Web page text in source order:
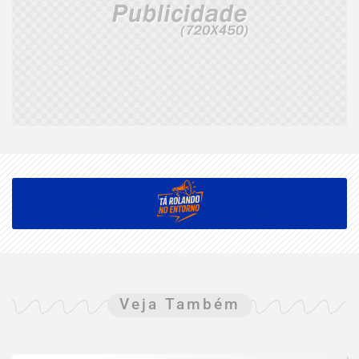
Veja Também